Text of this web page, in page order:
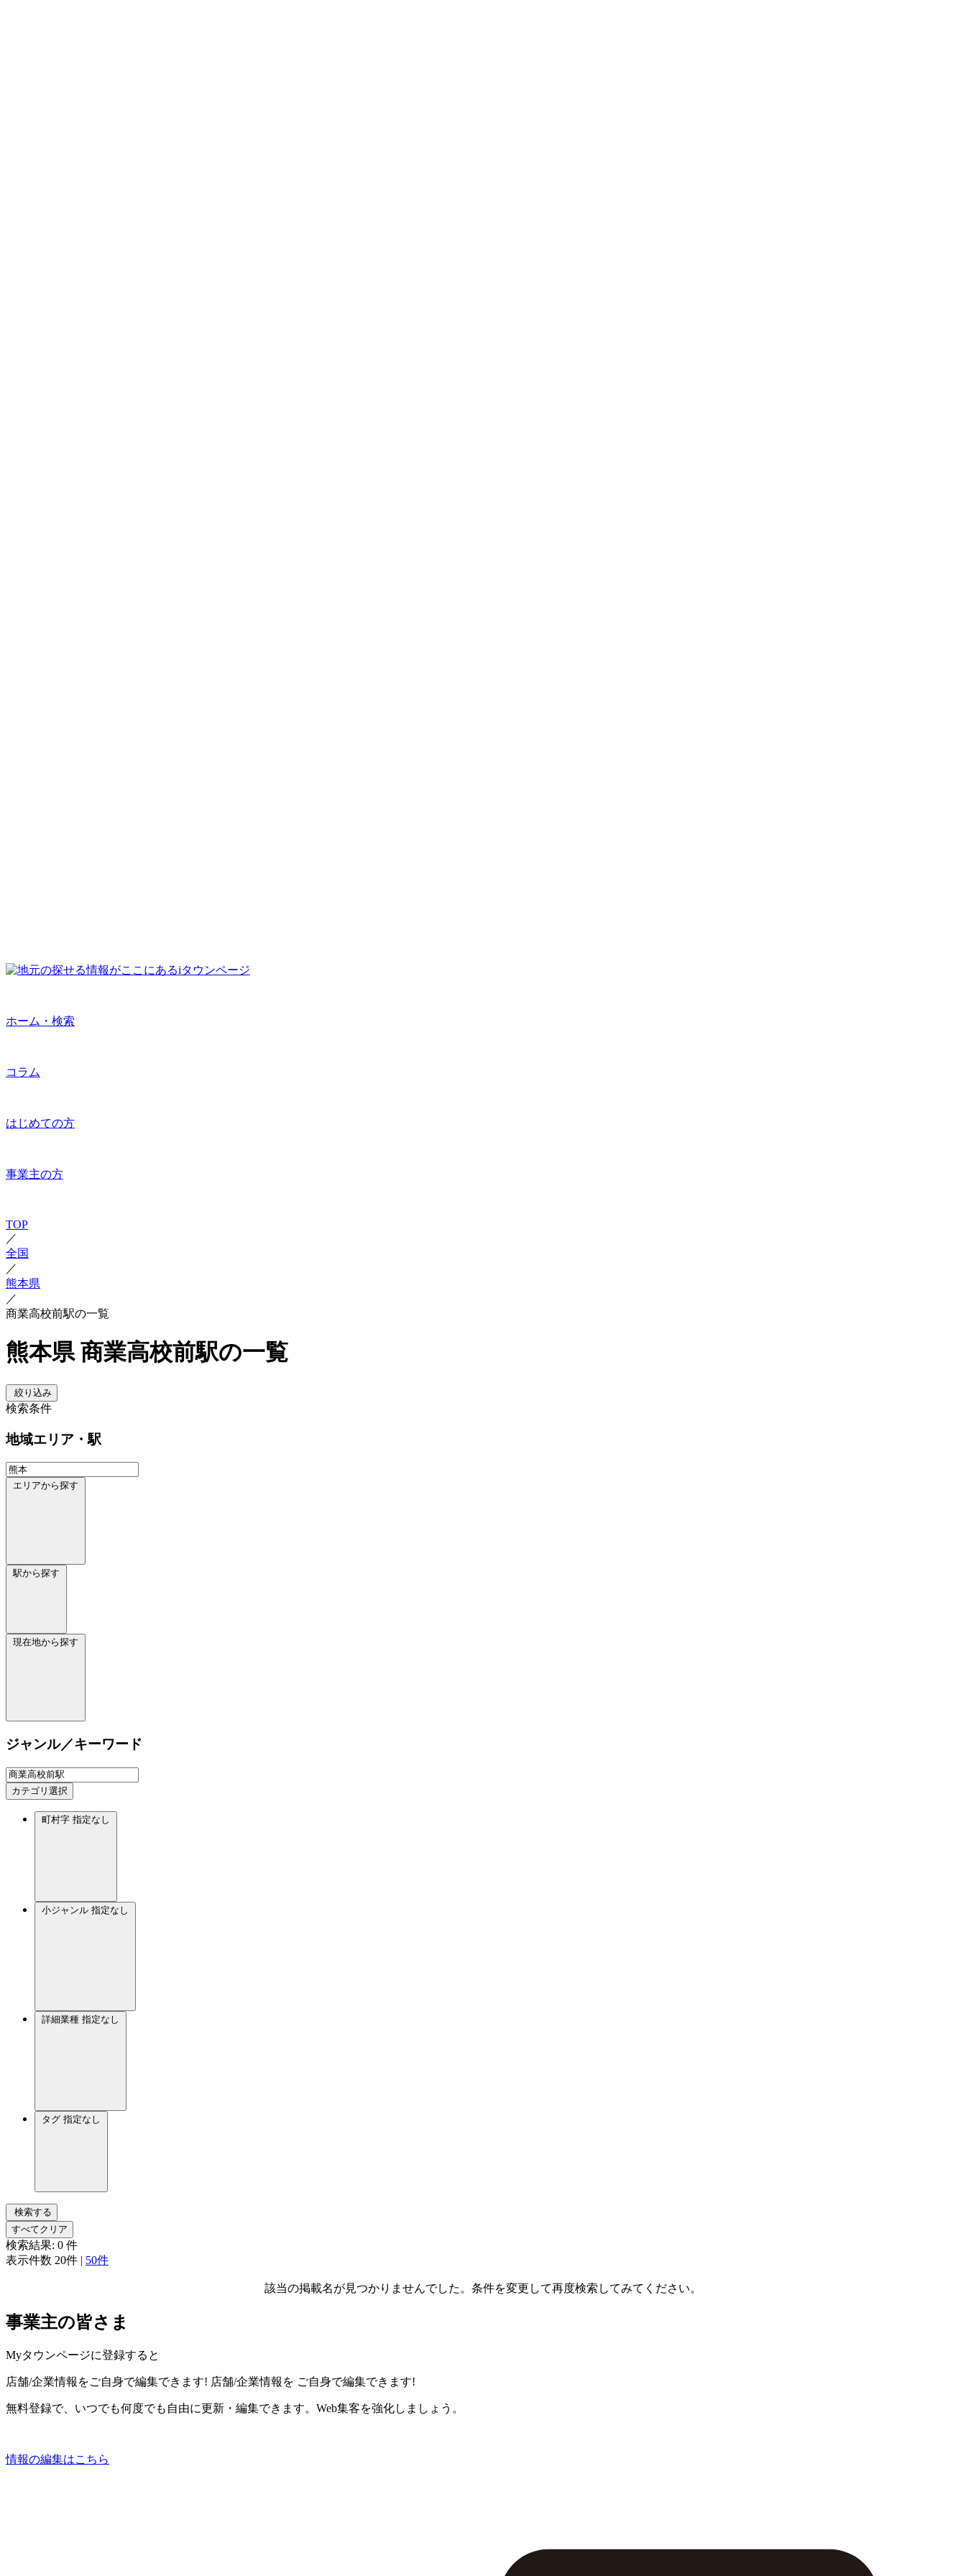
ホーム・検索
コラム
はじめての方
事業主の方
TOP
／
全国
／
熊本県
／
商業高校前駅の一覧
熊本県 商業高校前駅の一覧
絞り込み
検索条件
地域エリア・駅
エリアから探す
駅から探す
現在地から探す
ジャンル／キーワード
カテゴリ選択
町村字 指定なし
小ジャンル 指定なし
詳細業種 指定なし
タグ 指定なし
検索する
すべてクリア
検索結果: 0 件
表示件数 20件 | 50件
該当の掲載名が見つかりませんでした。条件を変更して再度検索してみてください。
事業主の皆さま
Myタウンページに登録すると
店舗/企業情報をご自身で編集できます! 店舗/企業情報を ご自身で編集できます!
無料登録で、いつでも何度でも自由に更新・編集できます。Web集客を強化しましょう。
情報の編集はこちら